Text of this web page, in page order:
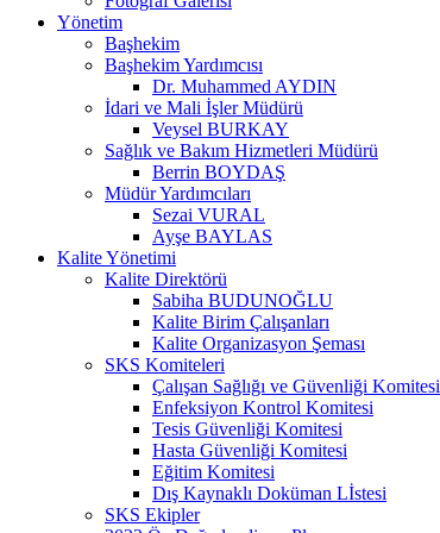
Yönetim
Başhekim
Başhekim Yardımcısı
Dr. Muhammed AYDIN
İdari ve Mali İşler Müdürü
Veysel BURKAY
Sağlık ve Bakım Hizmetleri Müdürü
Berrin BOYDAŞ
Müdür Yardımcıları
Sezai VURAL
Ayşe BAYLAS
Kalite Yönetimi
Kalite Direktörü
Sabiha BUDUNOĞLU
Kalite Birim Çalışanları
Kalite Organizasyon Şeması
SKS Komiteleri
Çalışan Sağlığı ve Güvenliği Komitesi
Enfeksiyon Kontrol Komitesi
Tesis Güvenliği Komitesi
Hasta Güvenliği Komitesi
Eğitim Komitesi
Dış Kaynaklı Doküman Lİstesi
SKS Ekipler